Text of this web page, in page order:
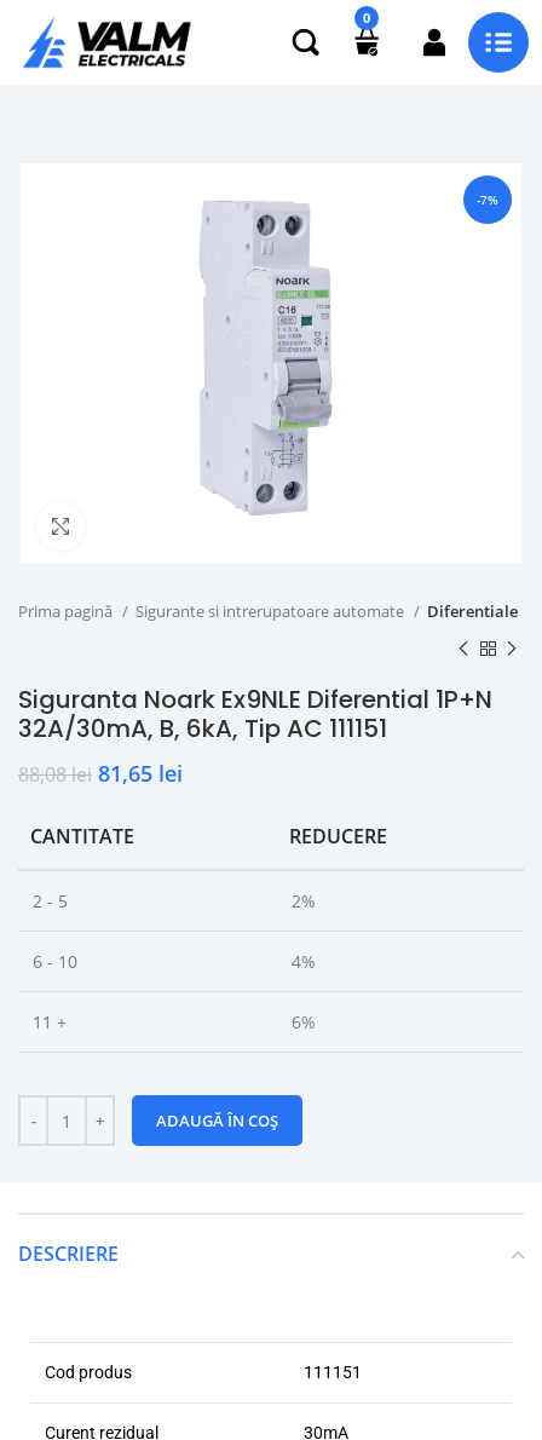
0
-7%
Prima pagină Sigurante si intrerupatoare automate Diferentiale
Siguranta Noark Ex9NLE Diferential 1P+N
32A/30mA, B, 6kA, Tip AC 111151
88,08lei 81,65 lei
CANTITATE REDUCERE
2 - 5 2%
6 - 10 4%
11 + 6%
ADAUGĂ ÎN COȘ
DESCRIERE
Cod produs 111151
Curent rezidual 30mA